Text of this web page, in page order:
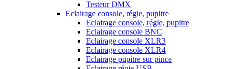
Testeur DMX
Eclairage console, régie, pupitre
Eclairage console, régie, pupitre
Eclairage console BNC
Eclairage console XLR3
Eclairage console XLR4
Eclairage pupitre sur pince